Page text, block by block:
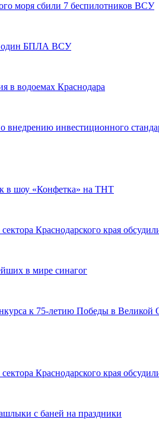
моря сбили 7 беспилотников ВСУ
один БПЛА ВСУ
в водоемах Краснодара
внедрению инвестиционного
в шоу «Конфетка» на ТНТ
Краснодарского края
в мире синагог
к 75-летию Победы в
Краснодарского края
с баней на праздники